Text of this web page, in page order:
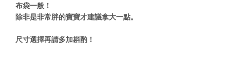
布袋一般！
除非是非常胖的寶寶才建議拿大一點。
尺寸選擇再請多加斟酌！